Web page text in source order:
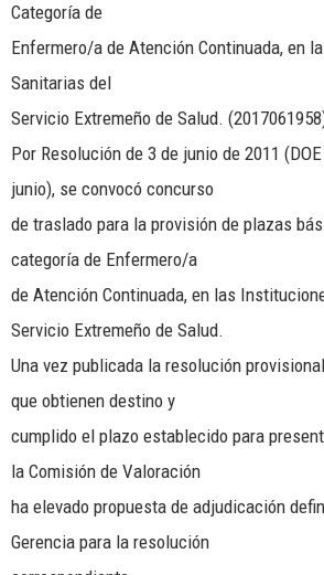
Categoría de
Enfermero/a de Atención Continuada, en
Sanitarias del
Servicio Extremeño de Salud.
Por Resolución de 3 de junio de 2011
junio), se convocó concurso
de traslado para la provisión de plazas
categoría de Enfermero/a
de Atención Continuada, en las
Servicio Extremeño de Salud.
Una vez publicada la resolución
que obtienen destino y
cumplido el plazo establecido para
la Comisión de Valoración
ha elevado propuesta de adjudicación
Gerencia para la resolución